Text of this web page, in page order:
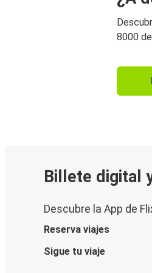
8000
Billete digital
Descubre la App de
Reserva viajes
Sigue tu viaje